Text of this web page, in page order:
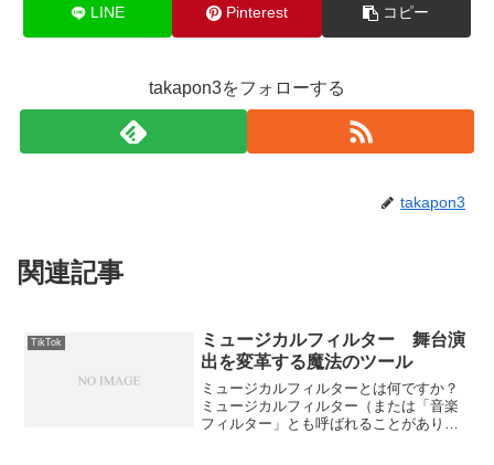
LINE Pinterest コピー
takapon3をフォローする
takapon3
関連記事
TikTok
ミュージカルフィルター 舞台演
出を変革する魔法のツール
ミュージカルフィルターとは何ですか？
ミュージカルフィルター（または「音楽
フィルター」とも呼ばれることがありま